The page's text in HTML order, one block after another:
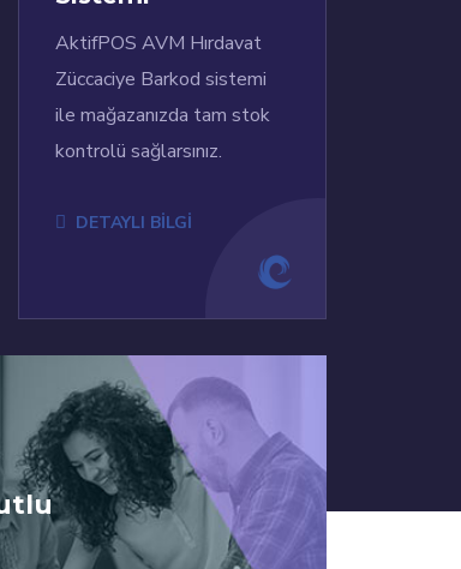
AktifPOS AVM Hırdavat
Züccaciye Barkod sistemi
ile mağazanızda tam stok
kontrolü sağlarsınız.
DETAYLI BİLGİ